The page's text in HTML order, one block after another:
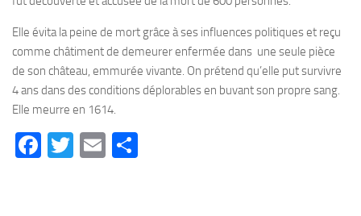
Elle évita la peine de mort grâce à ses influences politiques et reçu
comme châtiment de demeurer enfermée dans une seule pièce
de son château, emmurée vivante. On prétend qu’elle put survivre
4 ans dans des conditions déplorables en buvant son propre sang.
Elle meurre en 1614.
Facebook
Twitter
Email